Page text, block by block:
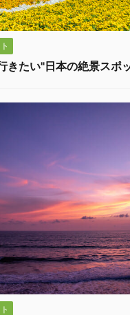
きたい"日本の絶景スポ